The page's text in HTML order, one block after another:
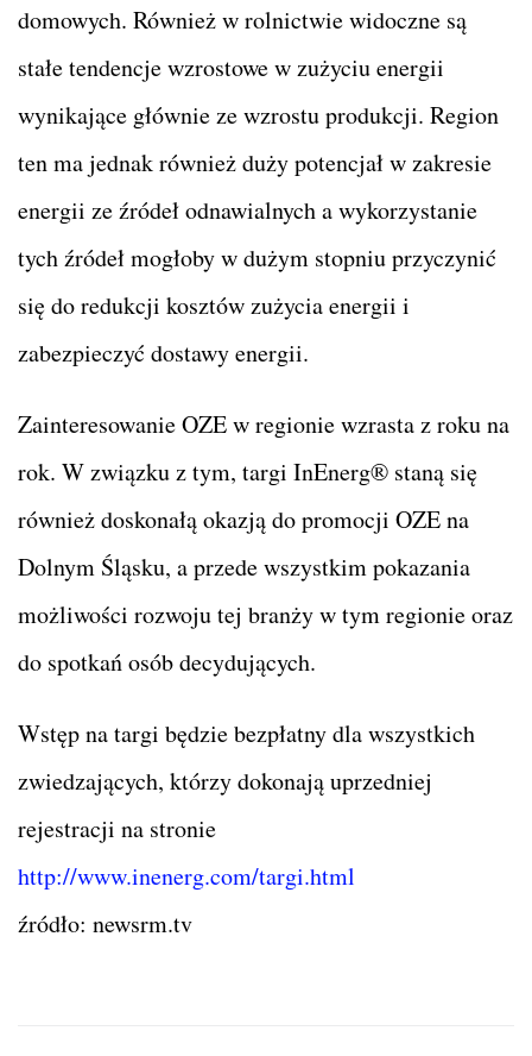
domowych. Również w rolnictwie widoczne są
stałe tendencje wzrostowe w zużyciu energii
wynikające głównie ze wzrostu produkcji. Region
ten ma jednak również duży potencjał w zakresie
energii ze źródeł odnawialnych a wykorzystanie
tych źródeł mogłoby w dużym stopniu przyczynić
się do redukcji kosztów zużycia energii i
zabezpieczyć dostawy energii.
Zainteresowanie OZE w regionie wzrasta z roku na
rok. W związku z tym, targi InEnerg® staną się
również doskonałą okazją do promocji OZE na
Dolnym Śląsku, a przede wszystkim pokazania
możliwości rozwoju tej branży w tym regionie oraz
do spotkań osób decydujących.
Wstęp na targi będzie bezpłatny dla wszystkich
zwiedzających, którzy dokonają uprzedniej
rejestracji na stronie
http://www.inenerg.com/targi.html
źródło: newsrm.tv